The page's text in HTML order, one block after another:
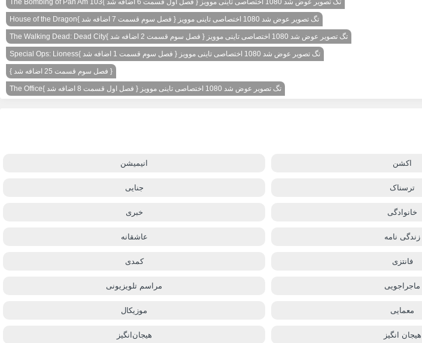
تگ تصویر عوض شد 1080 اختصاصی تاینی موویز { فصل اول قسمت 6 اضافه شد } The Bombing of Pan Am 103
تگ تصویر عوض شد 1080 اختصاصی تاینی موویز { فصل سوم قسمت 7 اضافه شد } House of the Dragon
تگ تصویر عوض شد 1080 اختصاصی تاینی موویز { فصل سوم قسمت 2 اضافه شد } The Walking Dead: Dead City
تگ تصویر عوض شد 1080 اختصاصی تاینی موویز { فصل سوم قسمت 1 اضافه شد } Special Ops: Lioness
{ فصل سوم قسمت 25 اضافه شد }
تگ تصویر عوض شد 1080 اختصاصی تاینی موویز { فصل اول قسمت 8 اضافه شد } The Office
اکشن انیمیشن
ترسناک جنایی
خانوادگی خبری
زندگی نامه عاشقانه
فانتزی کمدی
ماجراجویی مراسم تلویزیونی
معمایی موزیکال
هیجان انگیز هیجان‌انگیز